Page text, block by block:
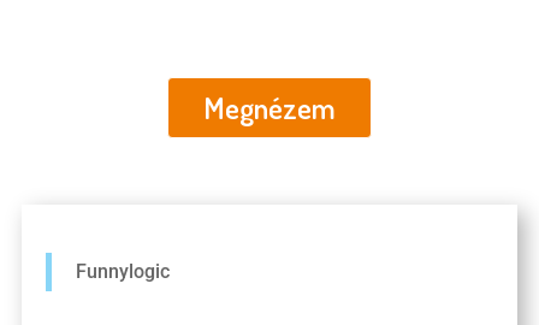
Megnézem
Funnylogic